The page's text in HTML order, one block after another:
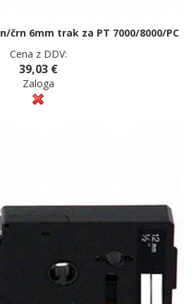
črn 6mm trak za PT 7000/8000/PC
Cena z DDV:
39,03 €
Zaloga